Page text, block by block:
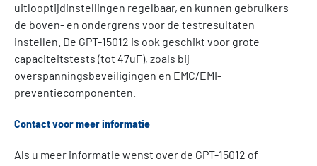
uitlooptijdinstellingen regelbaar, en kunnen gebruikers
de boven- en ondergrens voor de testresultaten
instellen. De GPT-15012 is ook geschikt voor grote
capaciteitstests (tot 47uF), zoals bij
overspanningsbeveiligingen en EMC/EMI-
preventiecomponenten.
Contact voor meer informatie
Als u meer informatie wenst over de GPT-15012 of